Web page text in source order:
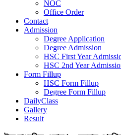
NOC
Office Order
Contact
Admission
Degree Application
Degree Admission
HSC First Year
HSC 2nd Year
Form Fillup
HSC Form Fillup
Degree Form Fillup
DailyClass
Gallery
Result